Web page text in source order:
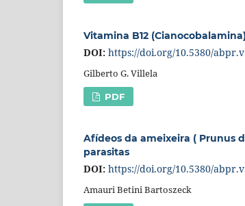
Vitamina B12
DOI: https://doi.org/10.5380/
Gilberto G. Villela
PDF
Afídeos da ameixeira ( Prunus
parasitas
DOI: https://doi.org/10.5380/
Amauri Betini Bartoszeck